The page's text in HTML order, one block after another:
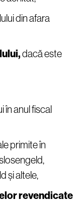
din afara
dacă este
în anul fiscal
primite în
și altele,
revendicate